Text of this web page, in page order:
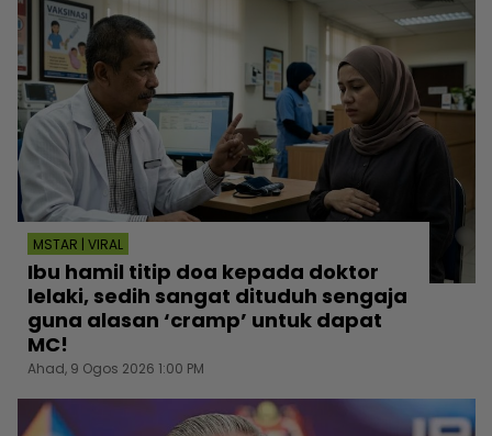
MSTAR | VIRAL
Ibu hamil titip doa kepada doktor
lelaki, sedih sangat dituduh sengaja
guna alasan ‘cramp’ untuk dapat
MC!
Ahad, 9 Ogos 2026 1:00 PM